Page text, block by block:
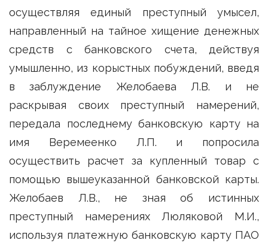
осуществляя единый преступный умысел,
направленный на тайное хищение денежных
средств с банковского счета, действуя
умышленно, из корыстных побуждений, введя
в заблуждение Желобаева Л.В. и не
раскрывая своих преступный намерений,
передала последнему банковскую карту на
имя Веремеенко Л.П. и попросила
осуществить расчет за купленный товар с
помощью вышеуказанной банковской карты.
Желобаев Л.В., не зная об истинных
преступный намерениях Люляковой М.И.,
используя платежную банковскую карту ПАО